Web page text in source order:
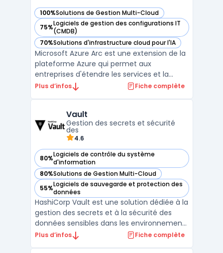
100%Solutions de Gestion Multi-Cloud
— voir Microsoft Azure Arc dans cette catégorie
75%Logiciels de gestion des configurations IT
(CMDB)
— voir Microsoft Azure Arc dans cette catégorie
70%Solutions d'infrastructure cloud pour l'IA
— voir Microsoft Azure Arc dans cette catégorie
Microsoft Azure Arc est une extension de la
plateforme Azure qui permet aux
entreprises d'étendre les services et la
gouvernance d’Azure à des
gestion des ressources, Azure Arc simplifie
l’administration des serveurs, bases de d ...
Plus d’infos Fiche complète
Vault
Gestion des secrets et sécurité
des
4.6
80%Logiciels de contrôle du système
d'information
— voir Vault dans cette catégorie
80%Solutions de Gestion Multi-Cloud
— voir Vault dans cette catégorie
55%Logiciels de sauvegarde et protection des
données
— voir Vault dans cette catégorie
HashiCorp Vault est une solution dédiée à la
gestion des secrets et à la sécurité des
données sensibles dans les environnements
informatiques complexes. Il s’adresse aux
Plus d’infos Fiche complète